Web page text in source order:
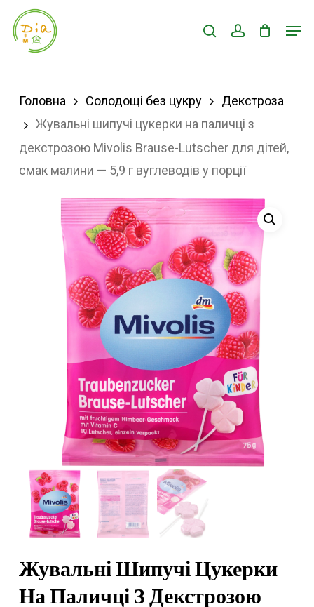
Skip
searchaccount
Головна Солодощі без цукру
Декстроза
Жувальні шипучі цукерки на паличці з
декстрозою Mivolis Brause-Lutscher для дітей,
смак малини — 5,9 г вуглеводів у порції
Жувальні Шипучі Цукерки
На Паличці З Декстрозою